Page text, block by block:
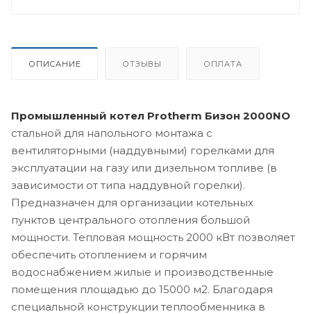
ОПИСАНИЕ ОТЗЫВЫ ОПЛАТА
Промышленный котел Protherm Бизон 2000NO
стальной для напольного монтажа с
вентиляторными (наддувными) горелками для
эксплуатации на газу или дизельном топливе (в
зависимости от типа наддувной горелки).
Предназначен для организации котельных
пунктов центрального отопления большой
мощности. Тепловая мощность 2000 кВт позволяет
обеспечить отоплением и горячим
водоснабжением жилые и производственные
помещения площадью до 15000 м2. Благодаря
специальной конструкции теплообменника в